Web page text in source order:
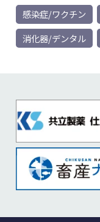
感染症/ワクチン
消化器/デンタル